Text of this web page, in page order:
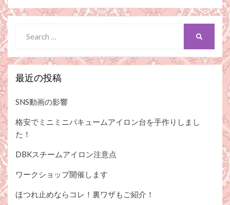
for:
SEARCH
最近の投稿
SNS動画の影響
格安でミニミニバキュームアイロン台を手作りしまし
た！
DBKスチームアイロン注意点
ワークショップ開催します
ほつれ止めならコレ！裏ワザもご紹介！